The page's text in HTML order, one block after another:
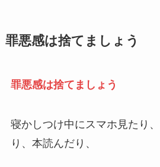
罪悪感は捨てましょう
罪悪感は捨てましょう
寝かしつけ中にスマホ見たり
り、本読んだり、